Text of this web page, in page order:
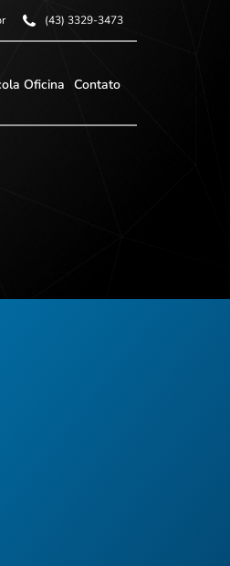
(43) 3329-3473
Oficina Contato